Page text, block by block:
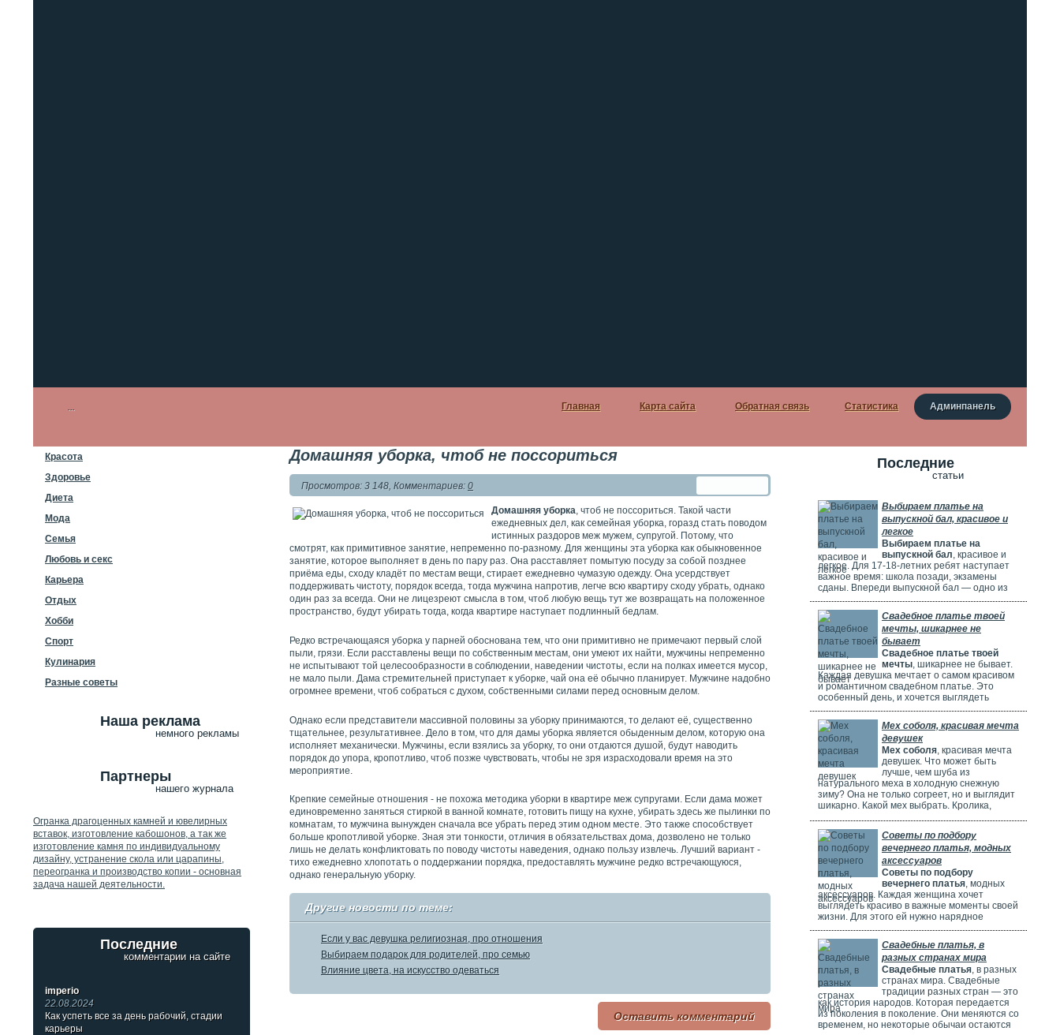
Админпанель
Статистика
Обратная связь
Карта сайта
Главная
Домашняя уборка, чтоб не поссориться
Просмотров: 3 148, Комментариев: 0
Домашняя уборка, чтоб не поссориться. Такой части
ежедневных дел, как семейная уборка, горазд стать поводом
истинных раздоров меж мужем, супругой. Потому, что
смотрят, как примитивное занятие, непременно по-разному. Для женщины эта уборка как обыкновенное
занятие, которое выполняет в день по пару раз. Она расставляет помытую посуду за собой позднее
приёма еды, сходу кладёт по местам вещи, стирает ежедневно чумазую одежду. Она усердствует
поддерживать чистоту, порядок всегда, тогда мужчина напротив, легче всю квартиру сходу убрать, однако
один раз за всегда. Они не лицезреют смысла в том, чтоб любую вещь тут же возвращать на положенное
пространство, будут убирать тогда, когда квартире наступает подлинный бедлам.
Редко встречающаяся уборка у парней обоснована тем, что они примитивно не примечают первый слой
пыли, грязи. Если расставлены вещи по собственным местам, они умеют их найти, мужчины непременно
не испытывают той целесообразности в соблюдении, наведении чистоты, если на полках имеется мусор,
не мало пыли. Дама стремительней приступает к уборке, чай она её обычно планирует. Мужчине надобно
огромнее времени, чтоб собраться с духом, собственными силами перед основным делом.
Однако если представители массивной половины за уборку принимаются, то делают её, существенно
тщательнее, результативнее. Дело в том, что для дамы уборка является обыденным делом, которую она
исполняет механически. Мужчины, если взялись за уборку, то они отдаются душой, будут наводить
порядок до упора, кропотливо, чтоб позже чувствовать, чтобы не зря израсходовали время на это
мероприятие.
Крепкие семейные отношения - не похожа методика уборки в квартире меж супругами. Если дама может
единовременно заняться стиркой в ванной комнате, готовить пищу на кухне, убирать здесь же пылинки по
комнатам, то мужчина вынужден сначала все убрать перед этим одном месте. Это также способствует
больше кропотливой уборке. Зная эти тонкости, отличия в обязательствах дома, дозволено не только
лишь не делать конфликтовать по поводу чистоты наведения, однако пользу извлечь. Лучший вариант -
тихо ежедневно хлопотать о поддержании порядка, предоставлять мужчине редко встречающуюся,
однако генеральную уборку.
Другие новости по теме:
Если у вас девушка религиозная, про отношения
Выбираем подарок для родителей, про семью
Влияние цвета, на искусство одеваться
Оставить комментарий
Красота
Здоровье
Диета
Мода
Семья
Любовь и секс
Карьера
Отдых
Хобби
Спорт
Кулинария
Разные советы
Наша реклама
немного рекламы
Партнеры
нашего журнала
Огранка драгоценных камней и ювелирных
вставок, изготовление кабошонов, а так же
изготовление камня по индивидуальному
дизайну, устранение скола или царапины,
переогранка и производство копии - основная
задача нашей деятельности.
Последние
комментарии на сайте
imperio
22.08.2024
Как успеть все за день рабочий, стадии
карьеры
Последние
статьи
Выбираем платье на
выпускной бал, красивое и
легкое
Выбираем платье на
выпускной бал, красивое и
легкое. Для 17-18-летних ребят наступает
важное время: школа позади, экзамены
сданы. Впереди выпускной бал — одно из
самых красивых и радостных событий.
Особенно тщательно готовятся девушки.
Они заранее думают о наряде, прическе,
макияже и аксессуарах. Выпускной бал
можно сравнить с конкурсом красоты. Где
девушки соревнуются, кто лучше выглядит.
Свадебное платье твоей
мечты, шикарнее не
бывает
Свадебное платье твоей
мечты, шикарнее не бывает.
Каждая девушка мечтает о самом красивом
и романтичном свадебном платье. Это
особенный день, и хочется выглядеть
потрясающе! Но выбрать идеальное платье
может быть непросто. Раньше девушки
ходили по магазинам, смотрели каталоги и
искали платье в интернете. Сейчас это
проще благодаря онлайн-каталогам. Там
можно найти много красивых нарядов от
разных дизайнеров.
Мех соболя, красивая мечта
девушек
Мех соболя, красивая мечта
девушек. Что может быть
лучше, чем шуба из
натурального меха в холодную снежную
зиму? Она не только согреет, но и выглядит
шикарно. Какой мех выбрать. Кролика,
женщины чаще всего выбирают шубы из
соболя. Они красивые, дорогие и выглядят
очень элегантно. Соболя называют
"Королем всех мехов". Это значит, что он
самый шикарный и роскошный.
Советы по подбору
вечернего платья, модных
аксессуаров
Советы по подбору
вечернего платья, модных
аксессуаров. Каждая женщина хочет
выглядеть красиво в важные моменты своей
жизни. Для этого ей нужно нарядное
платье. В Москве огромный выбор таких
платьев. Вечерние платья в Москве очень
популярны. Потому что в городе много
театров, клубов и других мест. Где можно
повеселиться или встретиться с друзьями.
Также часто проходят праздничные
мероприятия, на которых нужно выглядеть
элегантно.
Свадебные платья, в
разных странах мира
Свадебные платья, в разных
странах мира. Свадебные
традиции разных стран — это
как история народов. Которая передается
из поколения в поколение. Они меняются со
временем, но некоторые обычаи остаются